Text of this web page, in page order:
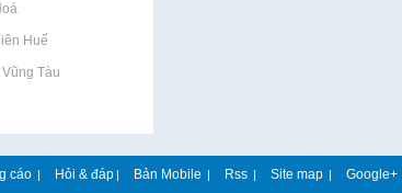
Huế
Vũng Tàu
cáo | Hỏi & đáp | Bản Mobile | Rss | Site map | Google+